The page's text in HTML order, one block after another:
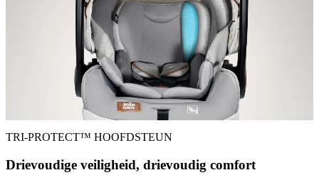
TRI-PROTECT™ HOOFDSTEUN
Drievoudige veiligheid, drievoudig comfort